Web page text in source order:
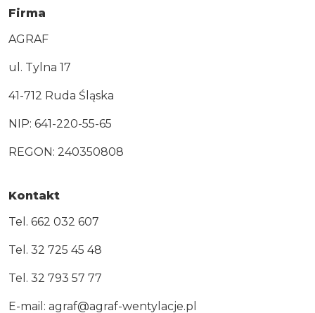
Firma
AGRAF
ul. Tylna 17
41-712 Ruda Śląska
NIP: 641-220-55-65
REGON: 240350808
Kontakt
Tel. 662 032 607
Tel. 32 725 45 48
Tel. 32 793 57 77
E-mail: agraf@agraf-wentylacje.pl